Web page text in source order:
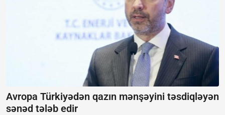
Avropa Türkiyədən qazın mənşəyini təsdiqləyən
sənəd tələb edir